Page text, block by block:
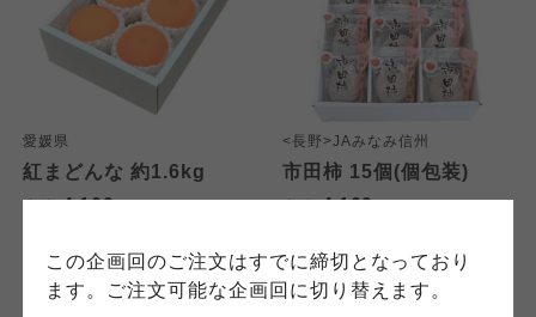
この企画回のご注文はすでに締切となっており
ます。ご注文可能な企画回に切り替えます。
愛媛県
紅まどんな 約1.6kg
4,100
<長野>JAみなみ信州
市田柿 15個(個包装)
4,100
このサイトは7つの生協から業務委託を受けて、
コープきんき事業連合が運営しています。ご自
身が加入されている生協が定める利用約款をご
確認のうえ、ご利用ください。なお、クチコミ
投稿については、利用約款の細則として規定さ
れています。
コープしが
かりしている個人情報については、コープ事業
連合、ならびに各生協の「個人情報保護方針」
にもどづいて、コープ事業連合が適切に管理を
おこなっています。
コープ事業連合、ならびに各生協の「個人情報
保護方針」については各生協のボタンをクリッ
クしてご確認ください。
コープしが
このサイトは7つの生協から業務委託を受けて、
コープきんき事業連合が運営しています。販売
責任者は、それぞれご利用の生協となります。
各生協の「特定商取引法に基づく表記につい
て」については各生協のボタンをクリックして
ご確認ください。
コープしが